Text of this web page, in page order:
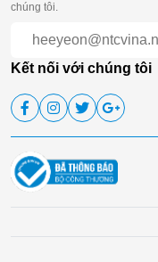
chúng tôi.
Kết nối với chúng tôi